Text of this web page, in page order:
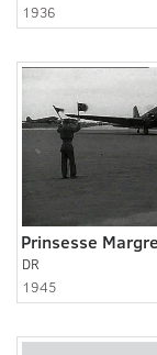
1936
DR
1945